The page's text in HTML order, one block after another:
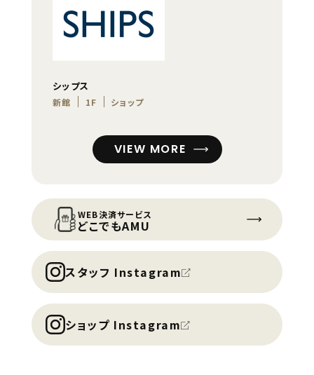
シップス
新館 1F ショップ
VIEW MORE
WEB決済サービス
どこでもAMU
スタッフ Instagram
ショップ Instagram